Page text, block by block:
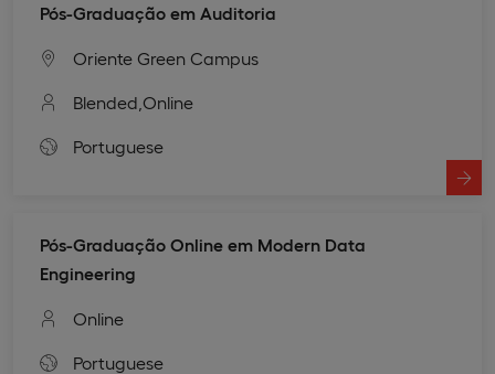
Pós-Graduação em Auditoria
Oriente Green Campus
Blended, Online
Portuguese
Pós-Graduação Online em Modern Data
Engineering
Online
Portuguese